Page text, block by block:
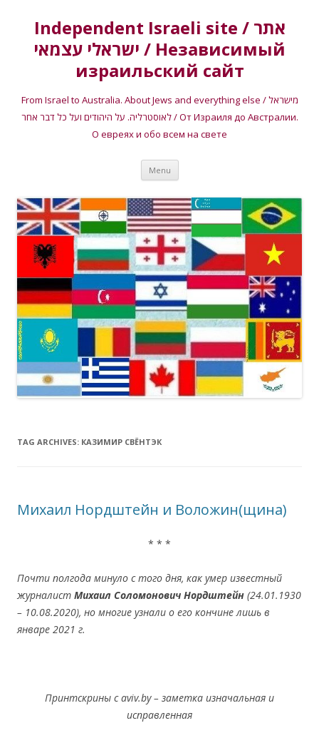
Independent Israeli site / אתר
ישראלי עצמאי / Независимый
израильский сайт
From Israel to Australia. About Jews and everything else / מישראל
לאוסטרליה. על היהודים ועל כל דבר אחר / От Израиля до Австралии.
О евреях и обо всем на свете
Menu Skip
content
TAG ARCHIVES: КАЗИМИР СВЁНТЭК
Михаил Нордштейн и Воложин(щина)
* * *
Почти полгода минуло с того дня, как умер известный
журналист Михаил Соломонович Нордштейн (24.01.1930
– 10.08.2020), но многие узнали о его кончине лишь в
январе 2021 г.
Принтскрины с aviv.by – заметка изначальная и
исправленная